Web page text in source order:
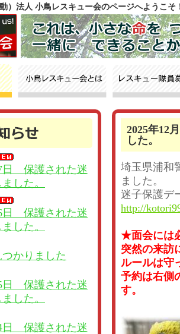
）法人 小鳥レスキュー会のページへようこそ
日 保護された迷
した。
日 保護された迷
した。
かりました
日 保護された迷
した。
日 保護された迷
2025年12
した。
埼玉県浦和
ました。
迷子保護デ
http://
★面会には
突然の来訪
ルールは守
予約は右側
す。